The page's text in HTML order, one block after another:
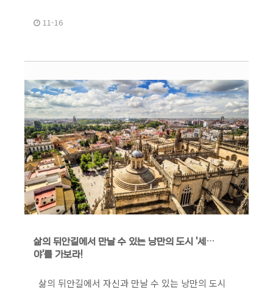
11-16
삶의 뒤안길에서 만날 수 있는 낭만의 도시 '세비
야'를 가보라!
삶의 뒤안길에서 자신과 만날 수 있는 낭만의 도시